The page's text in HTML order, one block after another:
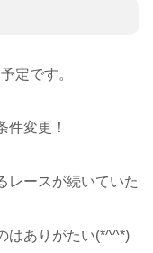
定です。
件変更！
レースが続いていた
はありがたい(*^^*)